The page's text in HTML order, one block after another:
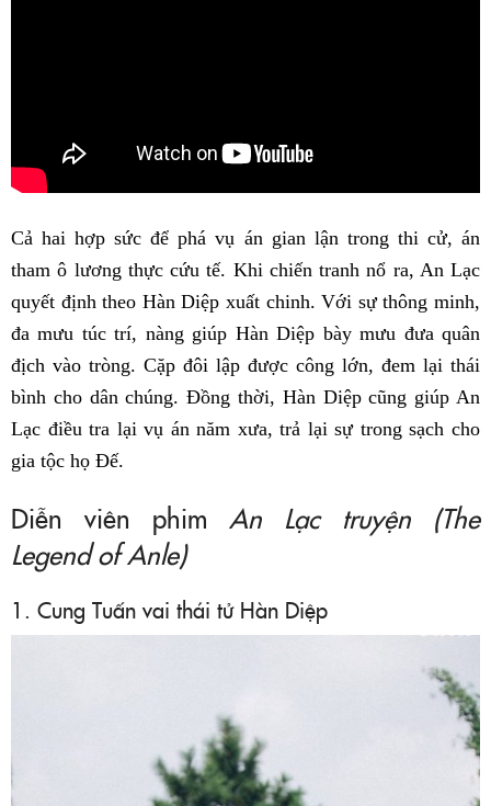
Cả hai hợp sức để phá vụ án gian lận trong thi cử, án
tham ô lương thực cứu tế. Khi chiến tranh nổ ra, An Lạc
quyết định theo Hàn Diệp xuất chinh. Với sự thông minh,
đa mưu túc trí, nàng giúp Hàn Diệp bày mưu đưa quân
địch vào tròng. Cặp đôi lập được công lớn, đem lại thái
bình cho dân chúng. Đồng thời, Hàn Diệp cũng giúp An
Lạc điều tra lại vụ án năm xưa, trả lại sự trong sạch cho
gia tộc họ Đế.
Diễn viên phim An Lạc truyện (The
Legend of Anle)
1. Cung Tuấn vai thái tử Hàn Diệp